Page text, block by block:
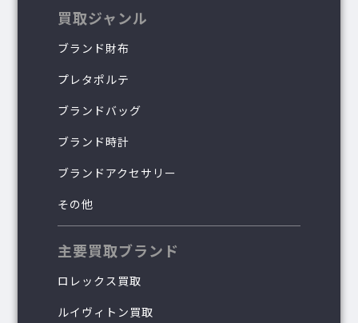
買取ジャンル
ブランド財布
プレタポルテ
ブランドバッグ
ブランド時計
ブランドアクセサリー
その他
主要買取ブランド
ロレックス買取
ルイヴィトン買取